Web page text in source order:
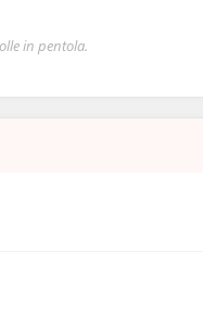
in pentola.